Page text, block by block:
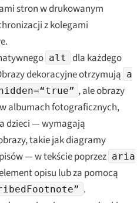
stron w drukowanym
z kolegami
alt
dla każdego
dekoracyjne otrzymują a
, ale obrazy
albumach fotograficznych,
dzieci — wymagają
takie jak diagramy
— w tekście poprzez aria
opisu lub za pomocą
.